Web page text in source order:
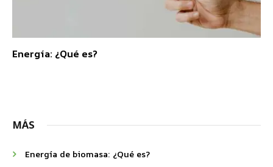
Energía: ¿Qué es?
MÁS
Energía de biomasa: ¿Qué es?